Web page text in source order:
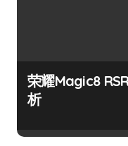
荣耀Magic8
析